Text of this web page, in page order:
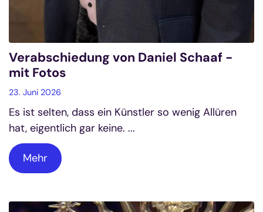
Verabschiedung von Daniel Schaaf -
mit Fotos
23. Juni 2026
Es ist selten, dass ein Künstler so wenig Allüren
hat, eigentlich gar keine. ...
Mehr